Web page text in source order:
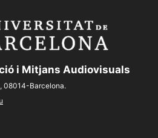
i Mitjans Audiovisuals
08014-Barcelona.